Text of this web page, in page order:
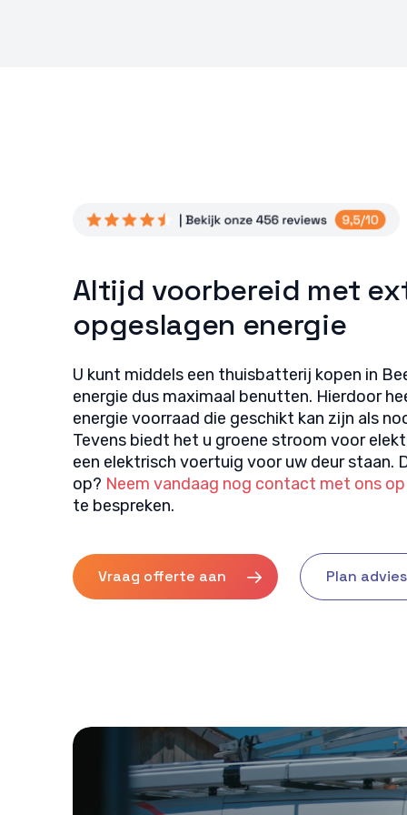
Altijd voorbereid met
opgeslagen energie
U kunt middels een thuisbatterij kopen in
energie dus maximaal benutten. Hierdoor
energie voorraad die geschikt kan zijn als
Tevens biedt het u groene stroom voor
een elektrisch voertuig voor uw deur staan.
op? Neem vandaag nog contact met ons op
te bespreken.
Vraag offerte aan Plan